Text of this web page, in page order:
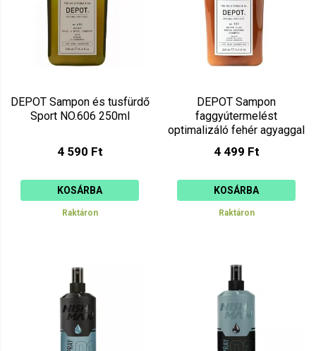
DEPOT Sampon és tusfürdő
Sport NO.606 250ml
4 590 Ft
KOSÁRBA
Raktáron
DEPOT Sampon
faggyútermelést
optimalizáló fehér agyaggal
NO.107 250ml
4 499 Ft
KOSÁRBA
Raktáron